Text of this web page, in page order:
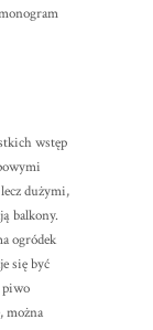
wstęp
dużymi,
balkony.
ogródek
się być
piwo
można